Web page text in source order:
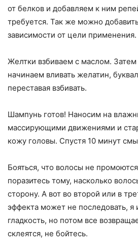
от белков и добавляем к ним
требуется. Так же можно
зависимости от цели применения.
Желтки взбиваем с маслом.
начинаем вливать желатин,
переставая взбивать.
Шампунь готов! Наносим на
массирующими движениями и
кожу головы. Спустя 10 минут
Бояться, что волосы не
поразитесь тому, насколько
сторону. А вот во второй или в
эффекта может не последовать, я
гладкость, но потом все
склеятся, не бойтесь.